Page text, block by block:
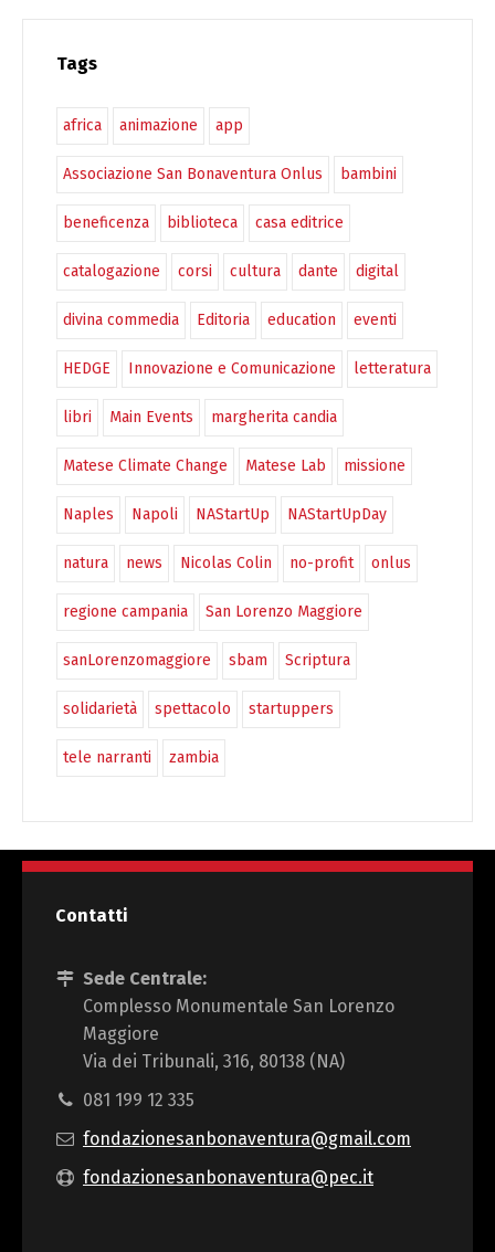
Tags
africa animazione app
Associazione San Bonaventura Onlus bambini
beneficenza biblioteca casa editrice
catalogazione corsi cultura dante digital
divina commedia Editoria education eventi
HEDGE Innovazione e Comunicazione letteratura
libri Main Events margherita candia
Matese Climate Change Matese Lab missione
Naples Napoli NAStartUp NAStartUpDay
natura news Nicolas Colin no-profit onlus
regione campania San Lorenzo Maggiore
sanLorenzomaggiore sbam Scriptura
solidarietà spettacolo startuppers
tele narranti zambia
Contatti
Sede Centrale:
Complesso Monumentale San Lorenzo
Maggiore
Via dei Tribunali, 316, 80138 (NA)
081 199 12 335
fondazionesanbonaventura@gmail.com
fondazionesanbonaventura@pec.it